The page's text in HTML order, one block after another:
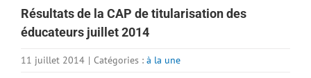
ORIENTATIONS
Résultats de la CAP de titularisation des
éducateurs juillet 2014
11 juillet 2014 | Catégories : à la une